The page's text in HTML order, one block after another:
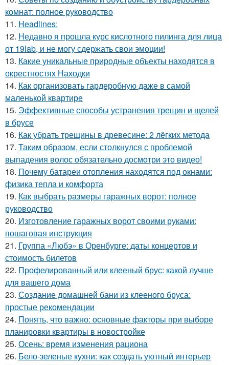
комнат: полное руководство
11. Headlines:
12. Недавно я прошла курс кислотного пилинга для лица
от 19lab, и не могу сдержать свои эмоции!
13. Какие уникальные природные объекты находятся в
окрестностях Находки
14. Как организовать гардеробную даже в самой
маленькой квартире
15. Эффективные способы устранения трещин и щелей
в брусе
16. Как убрать трещины в древесине: 2 лёгких метода
17. Таким образом, если столкнулся с проблемой
выпадения волос обязательно досмотри это видео!
18. Почему батареи отопления находятся под окнами:
физика тепла и комфорта
19. Как выбрать размеры гаражных ворот: полное
руководство
20. Изготовление гаражных ворот своими руками:
пошаговая инструкция
21. Группа «Любэ» в Оренбурге: даты концертов и
стоимость билетов
22. Профелированный или клееный брус: какой лучше
для вашего дома
23. Создание домашней бани из клееного бруса:
простые рекомендации
24. Понять, что важно: основные факторы при выборе
планировки квартиры в новостройке
25. Осень: время изменения рациона
26. Бело-зеленые кухни: как создать уютный интерьер